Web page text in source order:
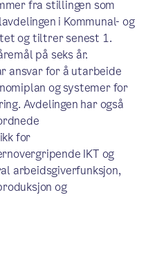
fra stillingen som
i Kommunal- og
og tiltrer senest 1.
på seks år.
ansvar for å utarbeide
og systemer for
Avdelingen har også
for
IKT og
arbeidsgiverfunksjon,
og